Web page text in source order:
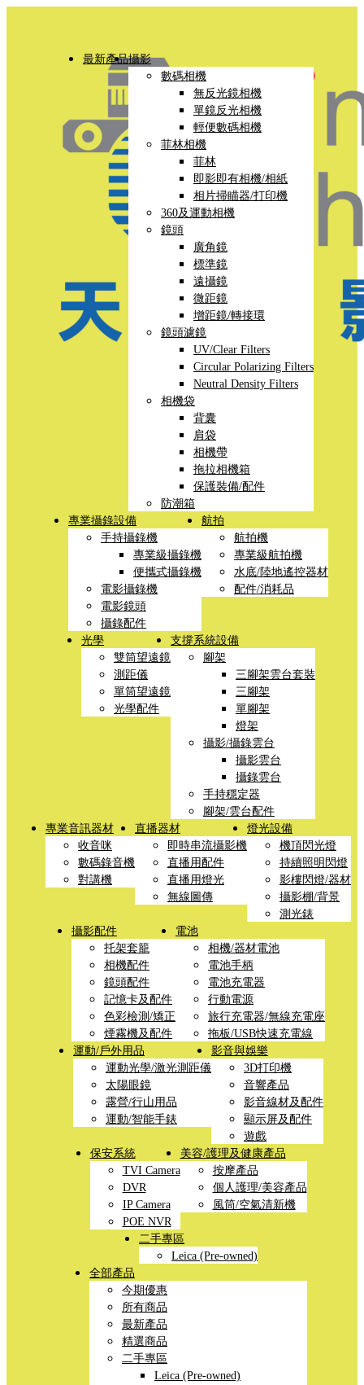
最新產品攝影
數碼相機
無反光鏡相機
單鏡反光相機
輕便數碼相機
菲林相機
菲林
即影即有相機/相紙
相片掃瞄器/打印機
360及運動相機
鏡頭
廣角鏡
標準鏡
遠攝鏡
微距鏡
增距鏡/轉接環
鏡頭濾鏡
UV/Clear Filters
Circular Polarizing Filters
Neutral Density Filters
相機袋
背囊
肩袋
相機帶
拖拉相機箱
保護裝備/配件
防潮箱
專業攝錄設備
手持攝錄機
專業級攝錄機
便攜式攝錄機
電影攝錄機
電影鏡頭
攝錄配件
航拍
航拍機
專業級航拍機
水底/陸地遙控器材
配件/消耗品
光學
雙筒望遠鏡
測距儀
單筒望遠鏡
光學配件
支撐系統設備
腳架
三腳架雲台套裝
三腳架
單腳架
燈架
攝影/攝錄雲台
攝影雲台
攝錄雲台
手持穩定器
腳架/雲台配件
專業音訊器材
收音咪
數碼錄音機
對講機
直播器材
即時串流攝影機
直播用配件
直播用燈光
無線圖傳
燈光設備
機頂閃光燈
持續照明閃燈
影樓閃燈/器材
攝影棚/背景
測光錶
攝影配件
托架套籠
相機配件
鏡頭配件
記憶卡及配件
色彩檢測/矯正
煙霧機及配件
電池
相機/器材電池
電池手柄
電池充電器
行動電源
旅行充電器/無線充電座
拖板/USB快速充電線
運動/戶外用品
運動光學/激光測距儀
太陽眼鏡
露營/行山用品
運動/智能手錶
影音與娛樂
3D打印機
音響產品
影音線材及配件
顯示屏及配件
遊戲
保安系統
TVI Camera
DVR
IP Camera
POE NVR
美容/護理及健康產品
按摩產品
個人護理/美容產品
風筒/空氣清新機
二手專區
Leica (Pre-owned)
全部產品
今期優惠
所有商品
最新產品
精選商品
二手專區
Leica (Pre-owned)